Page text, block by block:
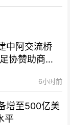
中阿交流桥
协赞助商招
6小时前
增至500亿美
平